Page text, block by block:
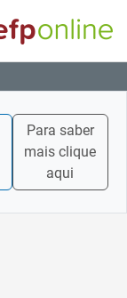
Para saber
mais clique
aqui